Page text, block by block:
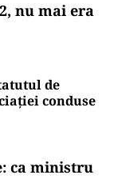
nu mai era
de
conduse
ca ministru